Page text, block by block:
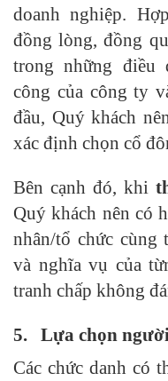
doanh nghiệp.
đồng lòng, đồng
trong những điều
công của công ty
đầu, Quý khách
xác định chọn cổ
Bên cạnh đó, khi
Quý khách nên có
nhân/tổ chức cùng
và nghĩa vụ của
tranh chấp không
5. Lựa chọn
Các chức danh có